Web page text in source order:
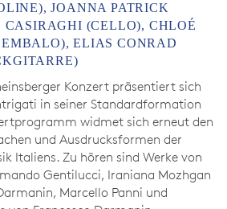
JOANNA PATRICK
(CELLO), CHLOÉ
ELIAS CONRAD
Konzert präsentiert sich
in seiner Standardformation
widmet sich erneut den
und Ausdrucksformen der
Italiens. Zu hören sind Werke von
Gentilucci, Iraniana Mozhgan
Marcello Panni und